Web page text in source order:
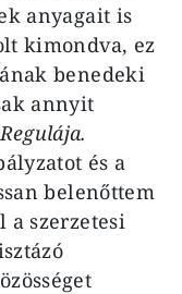
anyagait is
kimondva, ez
benedeki
annyit
Regulája.
és a
belenőttem
a szerzetesi